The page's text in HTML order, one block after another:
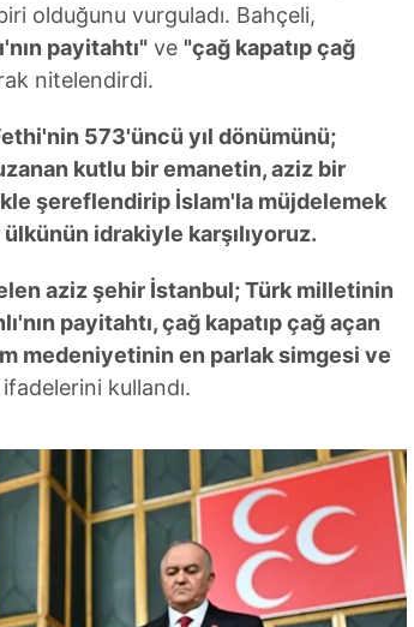
olduğunu vurguladı. Bahçeli,
payitahtı" ve "çağ kapatıp çağ
nitelendirdi.
573'üncü yıl dönümünü;
kutlu bir emanetin, aziz bir
şereflendirip İslam'la müjdelemek
idrakiyle karşılıyoruz.
aziz şehir İstanbul; Türk milletinin
payitahtı, çağ kapatıp çağ açan
medeniyetinin en parlak simgesi ve
ifadelerini kullandı.